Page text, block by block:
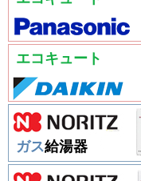
エコキュート
ガス給湯器